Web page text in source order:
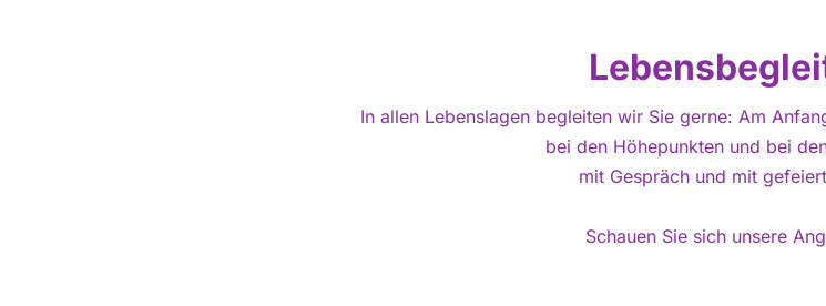
In allen Lebenslagen begleiten wir Sie gerne: Am
bei den Höhepunkten und bei
mit Gespräch und mit
Schauen Sie sich unsere